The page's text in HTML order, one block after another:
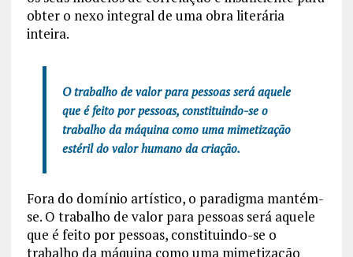
obter o nexo integral de uma obra literária
inteira.
O trabalho de valor para pessoas será aquele
que é feito por pessoas, constituindo-se o
trabalho da máquina como uma mimetização
estéril do valor humano da criação.
Fora do domínio artístico, o paradigma mantém-
se. O trabalho de valor para pessoas será aquele
que é feito por pessoas, constituindo-se o
trabalho da máquina como uma mimetização